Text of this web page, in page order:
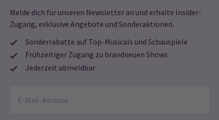
Melde dich für unseren Newsletter an und erhalte Insider-
Zugang, exklusive Angebote und Sonderaktionen.
Sonderrabatte auf Top-Musicals und Schauspiele
Frühzeitiger Zugang zu brandneuen Shows
Jederzeit abmeldbar